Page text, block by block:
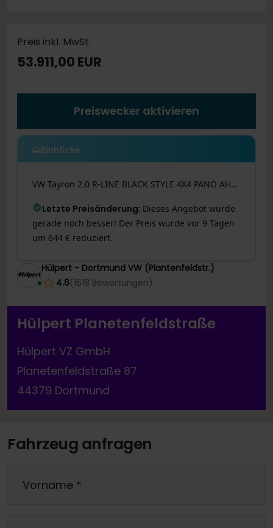
Preis inkl. MwSt.
53.911,00 EUR
Preiswecker aktivieren
Einblicke
VW Tayron 2.0 R-LINE BLACK STYLE 4X4 PANO AHK LM20
Letzte Preisänderung: Dieses Angebot wurde
gerade noch besser! Der Preis wurde vor 9 Tagen
um 644 € reduziert.
Hülpert - Dortmund VW (Plantenfeldstr.)
4.6(1618 Bewertungen)
Hülpert Planetenfeldstraße
Hülpert VZ GmbH
Planetenfeldstraße 87
44379 Dortmund
Fahrzeug anfragen
Vorname *